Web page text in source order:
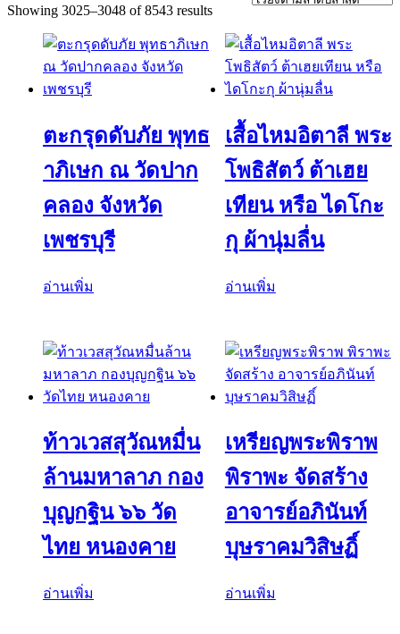
Showing 3025–3048 of 8543 resultsSorted
latest
ตะกรุดดับภัย พุทธ
าภิเษก ณ วัดปาก
คลอง จังหวัด
เพชรบุรี
อ่านเพิ่ม
เสื้อไหมอิตาลี พระ
โพธิสัตว์ ต้าเฮย
เทียน หรือ ไดโกะ
กุ ผ้านุ่มลื่น
อ่านเพิ่ม
ท้าวเวสสุวัณหมื่น
ล้านมหาลาภ กอง
บุญกฐิน ๖๖ วัด
ไทย หนองคาย
อ่านเพิ่ม
เหรียญพระพิราพ
พิราพะ จัดสร้าง
อาจารย์อภินันท์
บุษราคมวิสิษฏิ์
อ่านเพิ่ม